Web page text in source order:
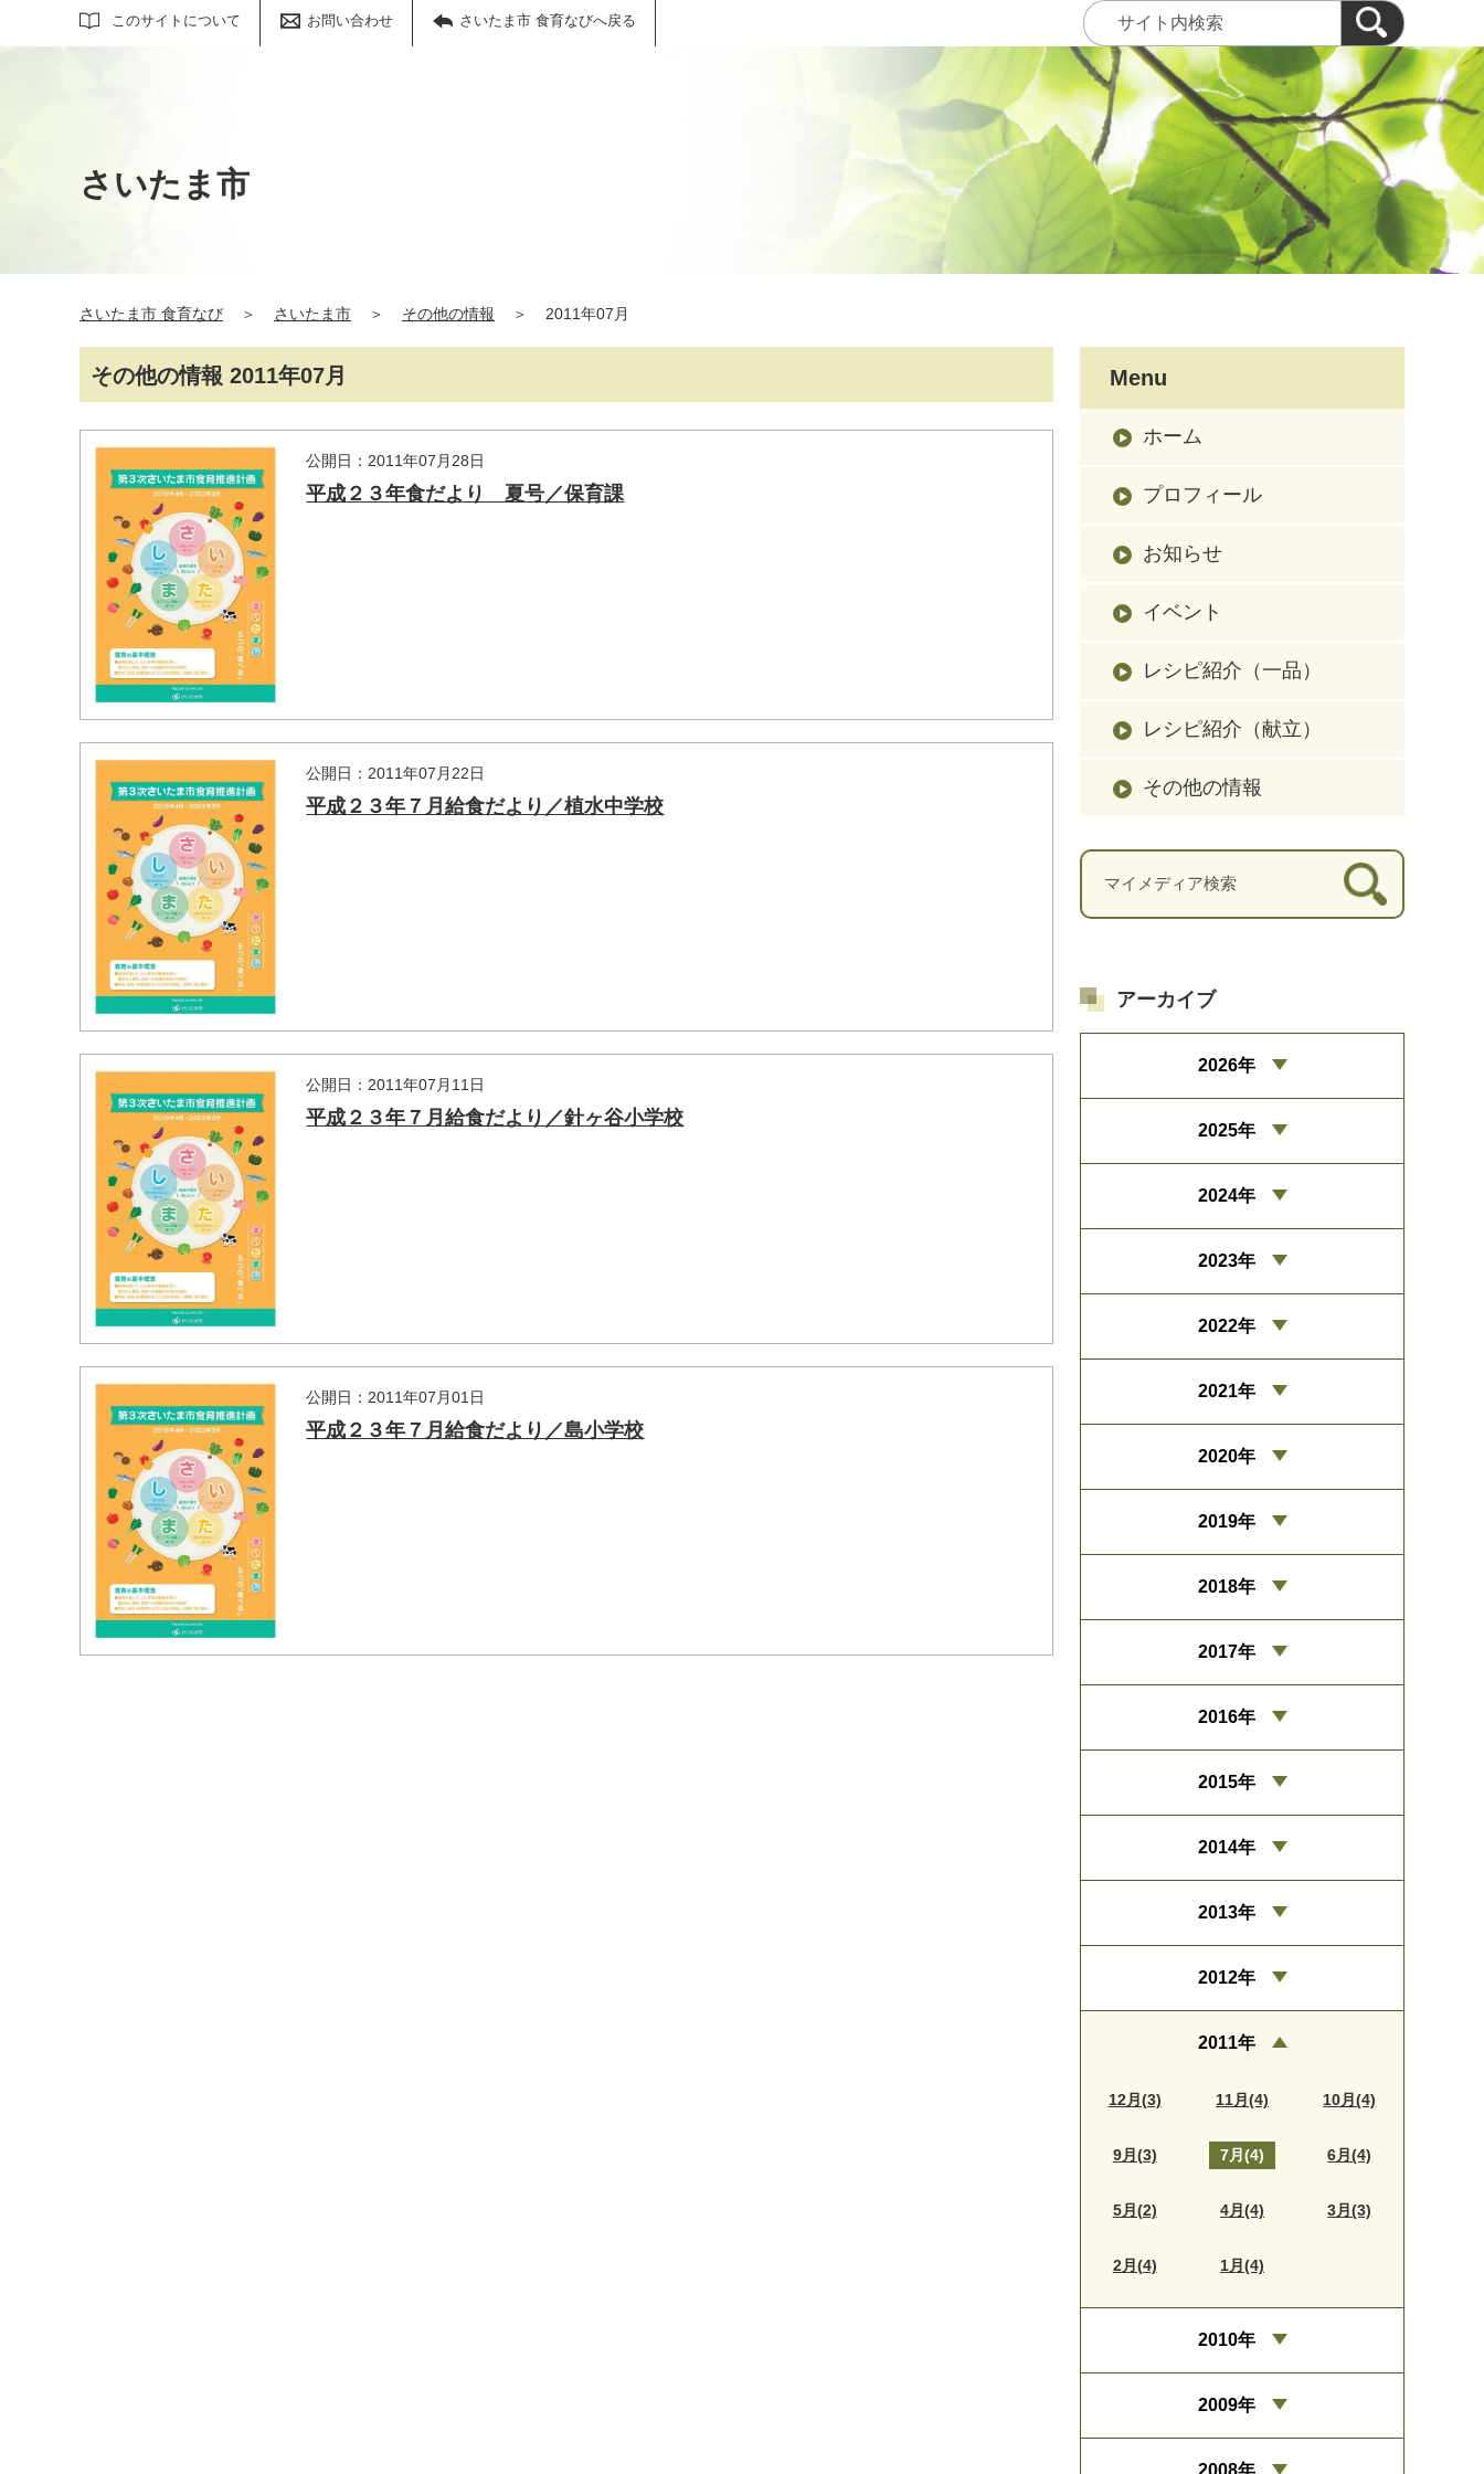
このサイトについて お問い合わせ さいたま市 食育なびへ戻る
サイト内検索
さいたま市
さいたま市 食育なび ＞ さいたま市 ＞ その他の情報 ＞ 2011年07月
その他の情報 2011年07月
公開日：2011年07月28日
平成２３年食だより 夏号／保育課
公開日：2011年07月22日
平成２３年７月給食だより／植水中学校
公開日：2011年07月11日
平成２３年７月給食だより／針ヶ谷小学校
公開日：2011年07月01日
平成２３年７月給食だより／島小学校
Menu
ホーム
プロフィール
お知らせ
イベント
レシピ紹介（一品）
レシピ紹介（献立）
その他の情報
マイメディア検索
アーカイブ
2026年
2025年
2024年
2023年
2022年
2021年
2020年
2019年
2018年
2017年
2016年
2015年
2014年
2013年
2012年
2011年
12月(3) 11月(4) 10月(4)
9月(3) 7月(4) 6月(4)
5月(2) 4月(4) 3月(3)
2月(4) 1月(4)
2010年
2009年
2008年